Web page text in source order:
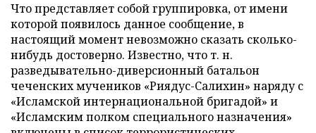
Что представляет собой группировка, от имени
которой появилось данное сообщение, в
настоящий момент невозможно сказать сколько-
нибудь достоверно. Известно, что т. н.
разведывательно-диверсионный батальон
чеченских мучеников «Риядус-Салихин» наряду с
«Исламской интернациональной бригадой» и
«Исламским полком специального назначения»